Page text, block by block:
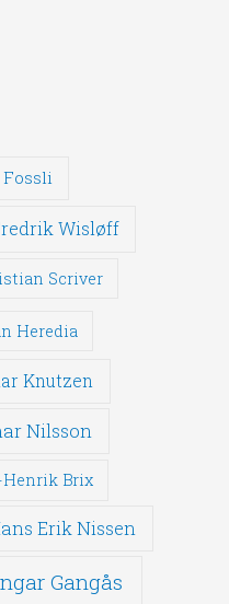
Wisløff
Scriver
Heredia
Knutzen
Nilsson
Henrik Brix
Erik Nissen
Gangås